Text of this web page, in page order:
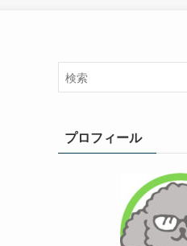
プロフィール